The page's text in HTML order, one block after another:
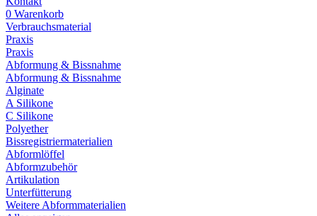
0 Warenkorb
Verbrauchsmaterial
Praxis
Praxis
Abformung & Bissnahme
Abformung & Bissnahme
Alginate
A Silikone
C Silikone
Polyether
Bissregistriermaterialien
Abformlöffel
Abformzubehör
Artikulation
Unterfütterung
Weitere Abformmaterialien